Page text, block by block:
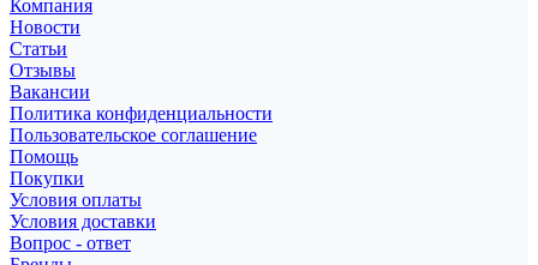
Компания
Новости
Статьи
Отзывы
Вакансии
Политика конфиденциальности
Пользовательское соглашение
Помощь
Покупки
Условия оплаты
Условия доставки
Вопрос - ответ